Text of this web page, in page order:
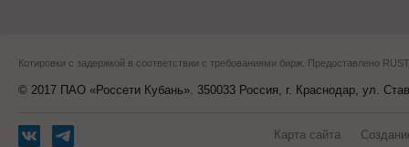
Котировки с задержкой в соответствии с требованиями бирж. Предоставлено
© 2017 ПАО «Россети Кубань». 350033 Россия, г. Краснодар, ул.
Карта сайта